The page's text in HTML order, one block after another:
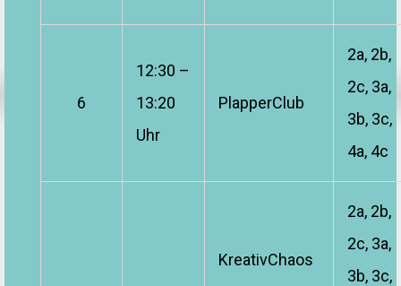
6
12:30 –
13:20
Uhr
PlapperClub
2a, 2b,
2c, 3a,
3b, 3c,
4a, 4c
KreativChaos
2a, 2b,
2c, 3a,
3b, 3c,